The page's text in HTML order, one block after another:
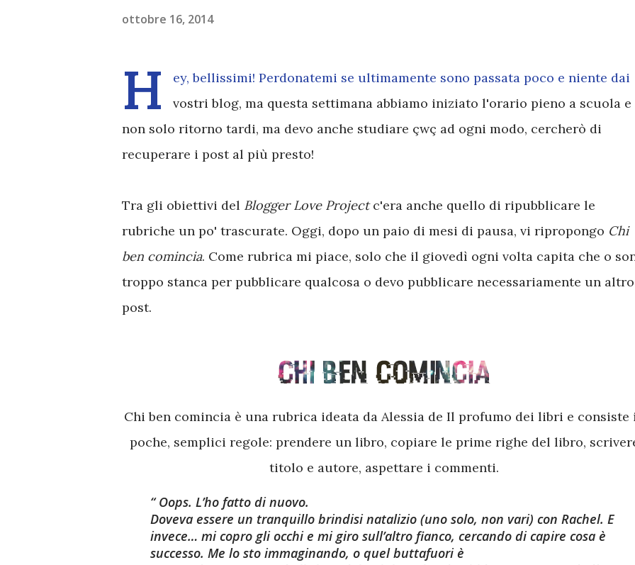
ottobre 16, 2014
H
ey, bellissimi! Perdonatemi se ultimamente sono passata poco e niente dai
vostri blog, ma questa settimana abbiamo iniziato l'orario pieno a scuola e
non solo ritorno tardi, ma devo anche studiare çwç ad ogni modo, cercherò di
recuperare i post al più presto!
Tra gli obiettivi del Blogger Love Projectc'era anche quello di ripubblicare le
rubriche un po' trascurate. Oggi, dopo un paio di mesi di pausa, vi ripropongo Chi
ben comincia. Come rubrica mi piace, solo che il giovedì ogni volta capita che o
troppo stanca per pubblicare qualcosa o devo pubblicare necessariamente un altro
post.
Chi ben comincia è una rubrica ideata da Alessia de Il profumo dei libri e consiste
poche, semplici regole: prendere un libro, copiare le prime righe del libro,
titolo e autore, aspettare i commenti.
Oops. L’ho fatto di nuovo.
Doveva essere un tranquillo brindisi natalizio (uno solo, non vari) con Rachel. E
invece… mi copro gli occhi e mi giro sull’altro fianco, cercando di capire cosa è
successo. Me lo sto immaginando, o quel buttafuori è